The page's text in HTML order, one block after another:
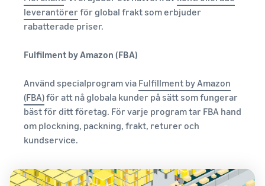
leverantörer för global frakt som erbjuder
rabatterade priser.
Fulfilment by Amazon (FBA)
Använd specialprogram via Fulfillment by Amazon
(FBA)för att nå globala kunder på sätt som fungerar
bäst för ditt företag. För varje program tar FBA hand
om plockning, packning, frakt, returer och
kundservice.